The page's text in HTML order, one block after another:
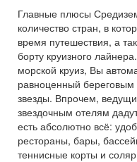
Главные плюсы
количество стран, в
время путешествия, а
борту круизного
морской круиз, Вы
равноценный
звезды. Впрочем,
звездочным отелям
есть абсолютно всё:
рестораны, бары,
теннисные корты и